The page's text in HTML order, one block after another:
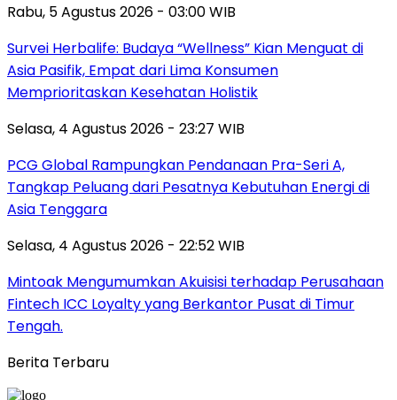
Rabu, 5 Agustus 2026 - 03:00 WIB
Survei Herbalife: Budaya “Wellness” Kian Menguat di
Asia Pasifik, Empat dari Lima Konsumen
Memprioritaskan Kesehatan Holistik
Selasa, 4 Agustus 2026 - 23:27 WIB
PCG Global Rampungkan Pendanaan Pra-Seri A,
Tangkap Peluang dari Pesatnya Kebutuhan Energi di
Asia Tenggara
Selasa, 4 Agustus 2026 - 22:52 WIB
Mintoak Mengumumkan Akuisisi terhadap Perusahaan
Fintech ICC Loyalty yang Berkantor Pusat di Timur
Tengah.
Berita Terbaru